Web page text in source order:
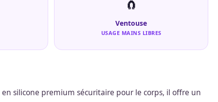
🧲
Ventouse
USAGE MAINS LIBRES
silicone premium sécuritaire pour le corps, il offre un